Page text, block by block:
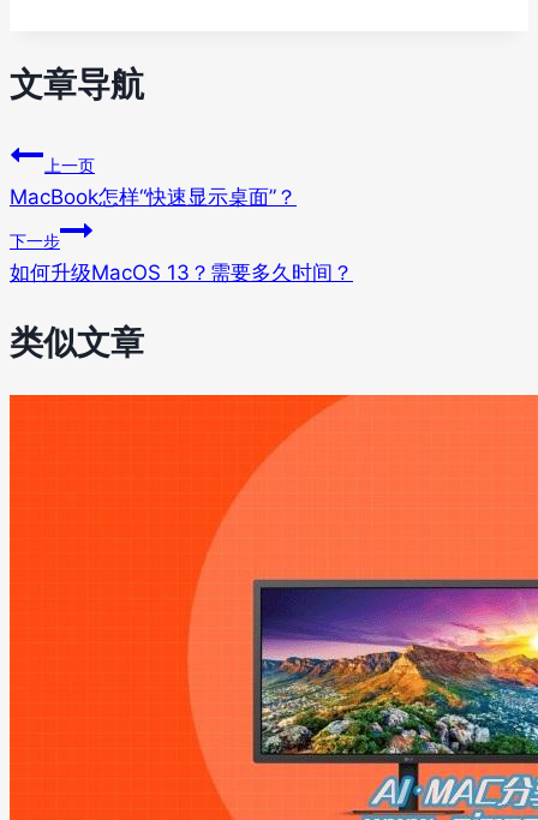
文章导航
上一页
MacBook怎样“快速显示桌面”？
下一步
如何升级MacOS 13？需要多久时间？
类似文章